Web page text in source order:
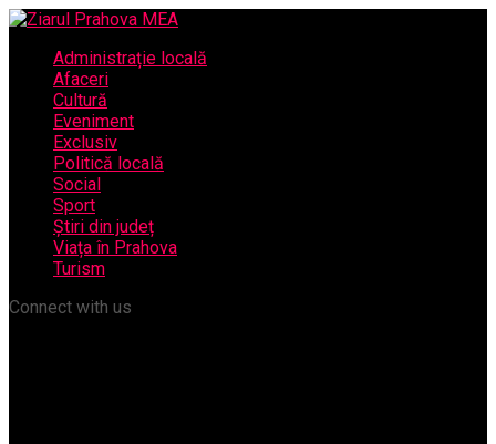
Administrație locală
Afaceri
Cultură
Eveniment
Exclusiv
Politică locală
Social
Sport
Știri din județ
Viața în Prahova
Turism
Connect with us